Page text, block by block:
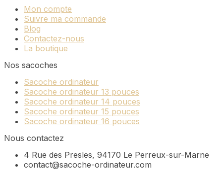
Mon compte
Suivre ma commande
Blog
Contactez-nous
La boutique
Nos sacoches
Sacoche ordinateur
Sacoche ordinateur 13 pouces
Sacoche ordinateur 14 pouces
Sacoche ordinateur 15 pouces
Sacoche ordinateur 16 pouces
Nous contactez
4 Rue des Presles, 94170 Le Perreux-sur-Marne
contact@sacoche-ordinateur.com